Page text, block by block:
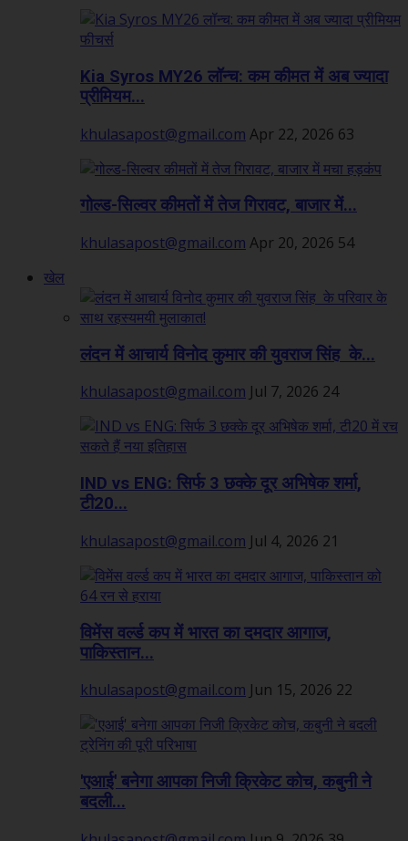
Kia Syros MY26 लॉन्च: कम कीमत में अब ज्यादा
प्रीमियम...
khulasapost@gmail.com Apr 22, 2026 63
गोल्ड-सिल्वर कीमतों में तेज गिरावट, बाजार में...
khulasapost@gmail.com Apr 20, 2026 54
खेल
लंदन में आचार्य विनोद कुमार की युवराज सिंह के...
khulasapost@gmail.com Jul 7, 2026 24
IND vs ENG: सिर्फ 3 छक्के दूर अभिषेक शर्मा,
टी20...
khulasapost@gmail.com Jul 4, 2026 21
विमेंस वर्ल्ड कप में भारत का दमदार आगाज,
पाकिस्तान...
khulasapost@gmail.com Jun 15, 2026 22
'एआई' बनेगा आपका निजी क्रिकेट कोच, कबुनी ने
बदली...